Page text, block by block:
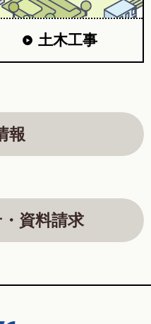
土木工事
報
資料請求